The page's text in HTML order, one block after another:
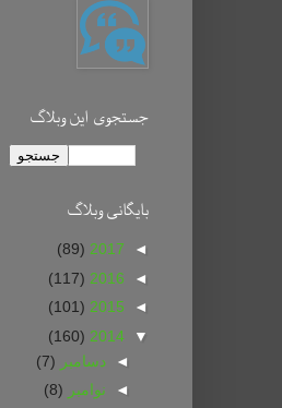
جستجوی این وبلاگ
بايگانی وبلاگ
◄
2017
(89)
◄
2016
(117)
◄
2015
(101)
▼
2014
(160)
◄ دسامبر (7)
◄ نوامبر (8)